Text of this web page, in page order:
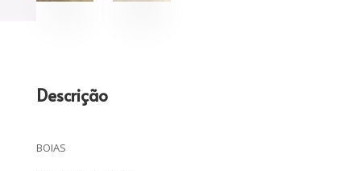
Descrição
BOIAS